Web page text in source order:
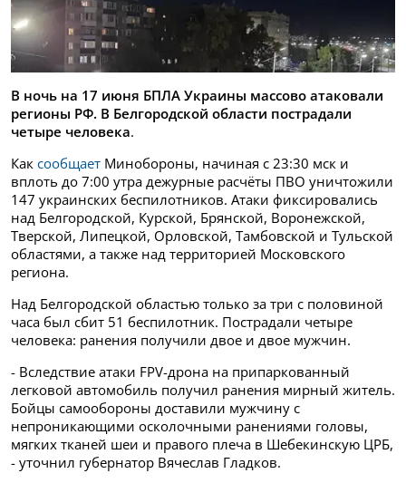
В ночь на 17 июня БПЛА Украины массово атаковали
регионы РФ. В Белгородской области пострадали
четыре человека.
Как сообщает Минобороны, начиная с 23:30 мск и
вплоть до 7:00 утра дежурные расчёты ПВО уничтожили
147 украинских беспилотников. Атаки фиксировались
над Белгородской, Курской, Брянской, Воронежской,
Тверской, Липецкой, Орловской, Тамбовской и Тульской
областями, а также над территорией Московского
региона.
Над Белгородской областью только за три с половиной
часа был сбит 51 беспилотник. Пострадали четыре
человека: ранения получили двое и двое мужчин.
- Вследствие атаки FPV-дрона на припаркованный
легковой автомобиль получил ранения мирный житель.
Бойцы самообороны доставили мужчину с
непроникающими осколочными ранениями головы,
мягких тканей шеи и правого плеча в Шебекинскую ЦРБ,
- уточнил губернатор Вячеслав Гладков.